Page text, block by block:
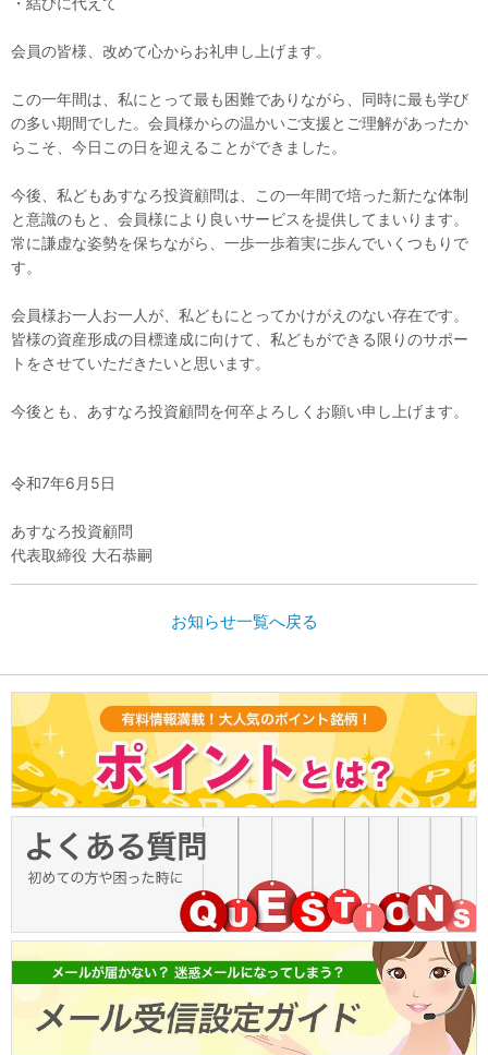
会員の皆様、改めて心からお礼申し上げます。
この一年間は、私にとって最も困難でありながら、同時に最も学び
の多い期間でした。会員様からの温かいご支援とご理解があったか
らこそ、今日この日を迎えることができました。
今後、私どもあすなろ投資顧問は、この一年間で培った新たな体制
と意識のもと、会員様により良いサービスを提供してまいります。
常に謙虚な姿勢を保ちながら、一歩一歩着実に歩んでいくつもりで
す。
会員様お一人お一人が、私どもにとってかけがえのない存在です。
皆様の資産形成の目標達成に向けて、私どもができる限りのサポー
トをさせていただきたいと思います。
今後とも、あすなろ投資顧問を何卒よろしくお願い申し上げます。
令和7年6月5日
あすなろ投資顧問
代表取締役 大石恭嗣
お知らせ一覧へ戻る